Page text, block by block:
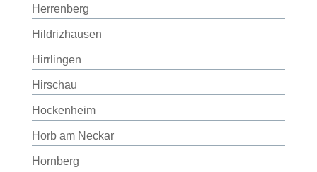
Herrenberg
Hildrizhausen
Hirrlingen
Hirschau
Hockenheim
Horb am Neckar
Hornberg